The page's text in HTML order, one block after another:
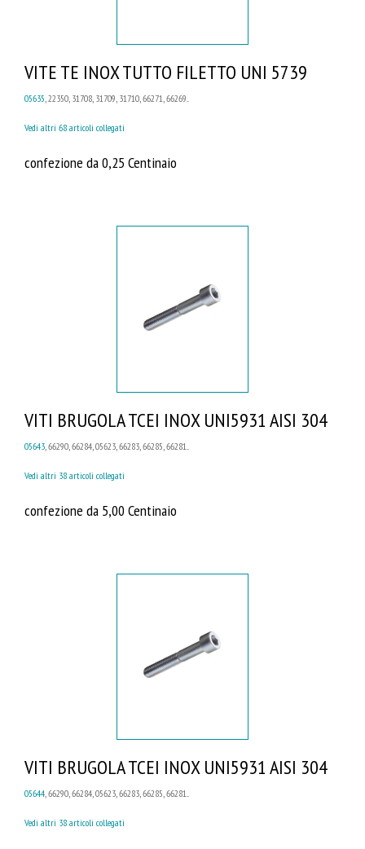
VITE TE INOX TUTTO FILETTO UNI 5739
05635, 22350, 31708, 31709, 31710, 66271, 66269...
Vedi altri 68 articoli collegati
confezione da 0,25 Centinaio
VITI BRUGOLA TCEI INOX UNI5931 AISI 304
05643 , 66290, 66284, 05623, 66283, 66285, 66281...
Vedi altri 38 articoli collegati
confezione da 5,00 Centinaio
VITI BRUGOLA TCEI INOX UNI5931 AISI 304
05644, 66290, 66284, 05623, 66283, 66285, 66281...
Vedi altri 38 articoli collegati